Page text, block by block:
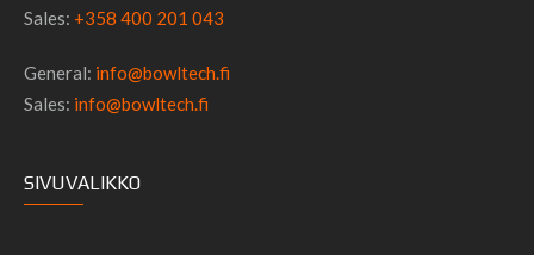
Sales: +358 400 201 043
General: info@bowltech.fi
Sales: info@bowltech.fi
SIVUVALIKKO